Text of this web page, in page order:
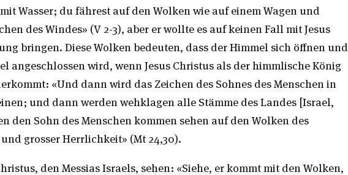
Wasser; du fährest auf den Wolken wie auf einem Wagen und
des Windes» (V 2-3), aber er wollte es auf keinen Fall mit Jesus
bringen. Diese Wolken bedeuten, dass der Himmel sich öffnen und
angeschlossen wird, wenn Jesus Christus als der himmlische König
«Und dann wird das Zeichen des Sohnes des Menschen in
und dann werden wehklagen alle Stämme des Landes [Israel,
den Sohn des Menschen kommen sehen auf den Wolken des
grosser Herrlichkeit» (Mt 24,30).
den Messias Israels, sehen: «Siehe, er kommt mit den Wolken,